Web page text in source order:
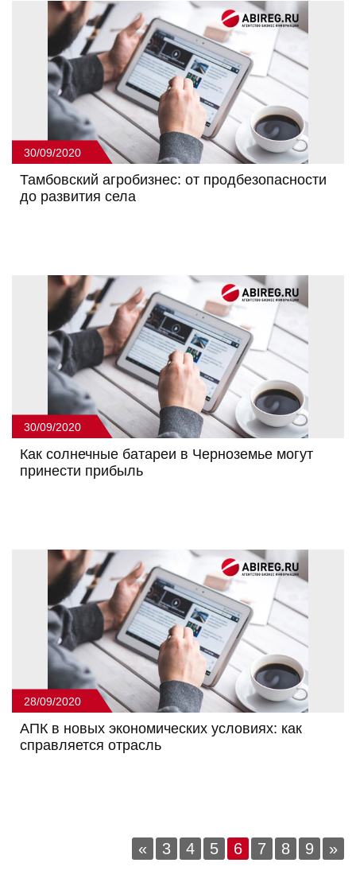
30/09/2020
Тамбовский агробизнес: от продбезопасности
до развития села
30/09/2020
Как солнечные батареи в Черноземье могут
принести прибыль
28/09/2020
АПК в новых экономических условиях: как
справляется отрасль
« 3 4 5 6 7 8 9 »